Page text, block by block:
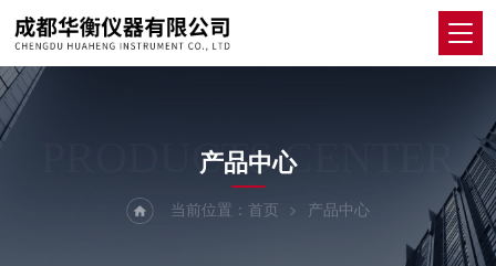
PRODUCTS CENTER
产品中心
当前位置： 首页 产品中心